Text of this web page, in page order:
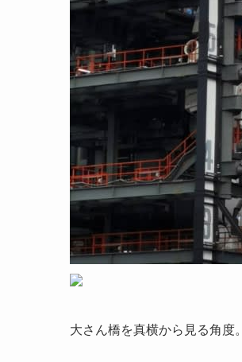
大さん橋を真横から見る角度。